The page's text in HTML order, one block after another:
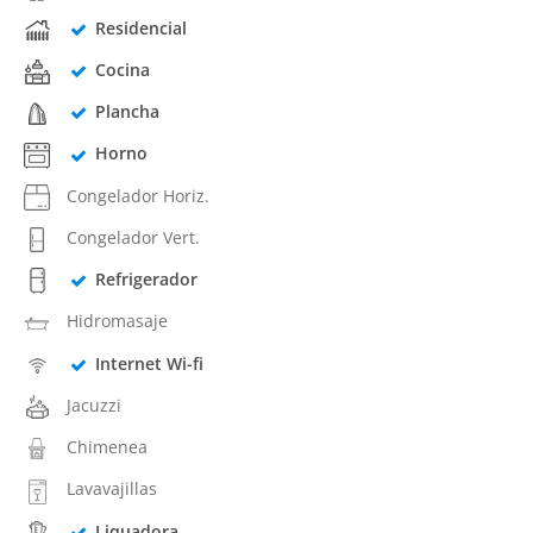
Residencial
Cocina
Plancha
Horno
Congelador Horiz.
Congelador Vert.
Refrigerador
Hidromasaje
Internet Wi-fi
Jacuzzi
Chimenea
Lavavajillas